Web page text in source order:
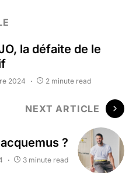
la défaite de le
2024 2 minute read
NEXT ARTICLE
?
3 minute read